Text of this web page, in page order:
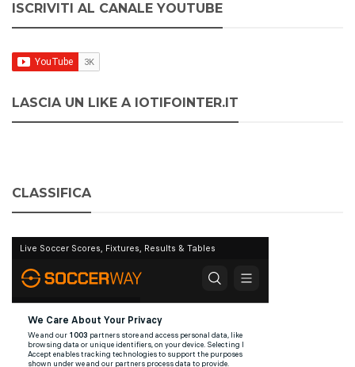
ISCRIVITI AL CANALE YOUTUBE
LASCIA UN LIKE A IOTIFOINTER.IT
CLASSIFICA